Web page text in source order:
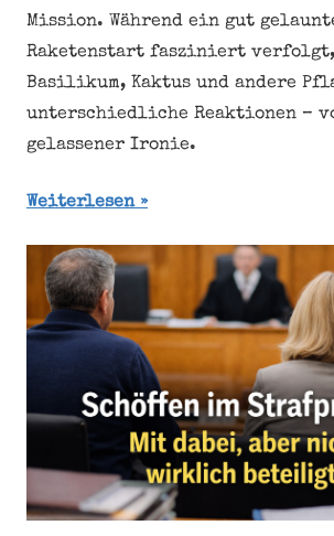
Mission. Während ein gut
Raketenstart fasziniert verfolgt,
Basilikum, Kaktus und andere
unterschiedliche Reaktionen –
gelassener Ironie.
Weiterlesen